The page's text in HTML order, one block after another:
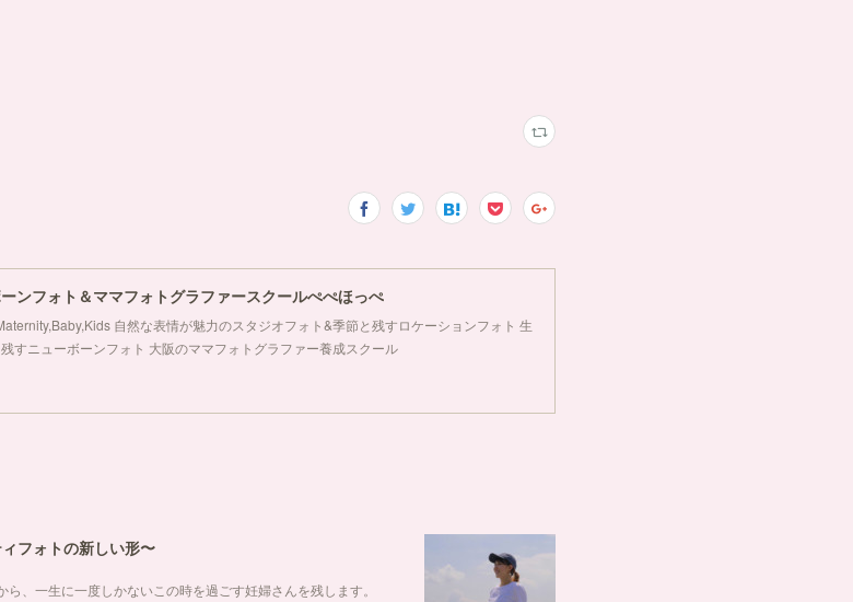
ンフォト＆ママフォトグラファースクールぺぺほっぺ
自然な表情が魅力のスタジオフォト&季節と残すロケーションフォト 生
すニューボーンフォト 大阪のママフォトグラファー養成スクール
フォトの新しい形〜
、一生に一度しかないこの時を過ごす妊婦さんを残します。